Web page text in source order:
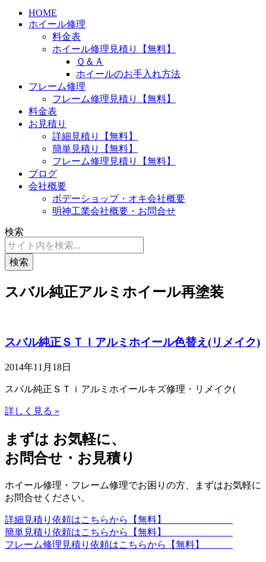
HOME
ホイール修理
料金表
ホイール修理見積り【無料】
Ｑ＆Ａ
ホイールのお手入れ方法
フレーム修理
フレーム修理見積り【無料】
料金表
お見積り
詳細見積り【無料】
簡単見積り【無料】
フレーム修理見積り【無料】
ブログ
会社概要
ボデーショップ・オキ会社概要
明神工業会社概要・お問合せ
検索
検索
スバル純正アルミホイール再塗装
スバル純正ＳＴＩアルミホイール色替え(リメイク)
2014年11月18日
スバル純正ＳＴｉアルミホイールキズ修理・リメイク(
詳しく見る »
まずは お気軽に、
お問合せ・お見積り
ホイール修理・フレーム修理でお困りの方、まずはお気軽に
お問合せください。
詳細見積り依頼はこちらから【無料】
簡単見積り依頼はこちらから【無料】
フレーム修理見積り依頼はこちらから【無料】